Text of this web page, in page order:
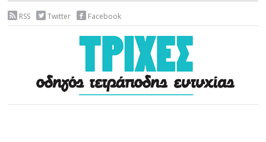
RSS Twitter Facebook